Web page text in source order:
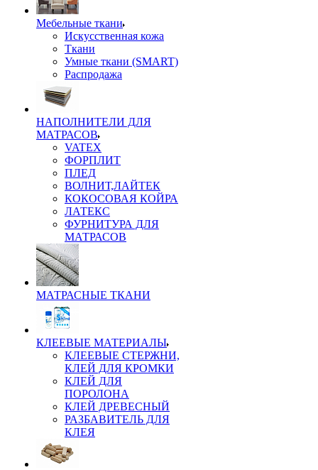
Мебельные ткани
Искусственная кожа
Ткани
Умные ткани (SMART)
Распродажа
НАПОЛНИТЕЛИ ДЛЯ
МАТРАСОВ
VATEX
ФОРПЛИТ
ПЛЕД
ВОЛНИТ,ЛАЙТЕК
КОКОСОВАЯ КОЙРА
ЛАТЕКС
ФУРНИТУРА ДЛЯ
МАТРАСОВ
МАТРАСНЫЕ ТКАНИ
КЛЕЕВЫЕ МАТЕРИАЛЫ
КЛЕЕВЫЕ СТЕРЖНИ,
КЛЕЙ ДЛЯ КРОМКИ
КЛЕЙ ДЛЯ
ПОРОЛОНА
КЛЕЙ ДРЕВЕСНЫЙ
РАЗБАВИТЕЛЬ ДЛЯ
КЛЕЯ